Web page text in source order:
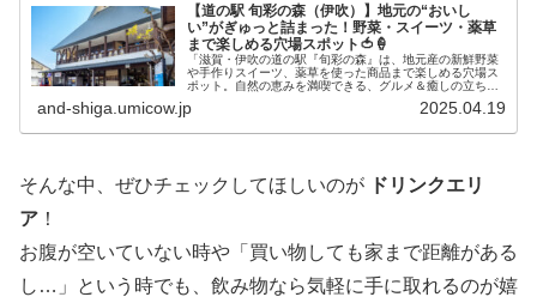
【道の駅 旬彩の森（伊吹）】地元の“おいし
い”がぎゅっと詰まった！野菜・スイーツ・薬草
まで楽しめる穴場スポット🍅🍦
「滋賀・伊吹の道の駅『旬彩の森』は、地元産の新鮮野菜
や手作りスイーツ、薬草を使った商品まで楽しめる穴場ス
ポット。自然の恵みを満喫できる、グルメ＆癒しの立ち寄
and-shiga.umicow.jp 2025.04.19
そんな中、ぜひチェックしてほしいのが
ドリンクエリ
ア ！
お腹が空いていない時や「買い物しても家まで距離がある
し…」という時でも、飲み物なら気軽に手に取れるのが嬉